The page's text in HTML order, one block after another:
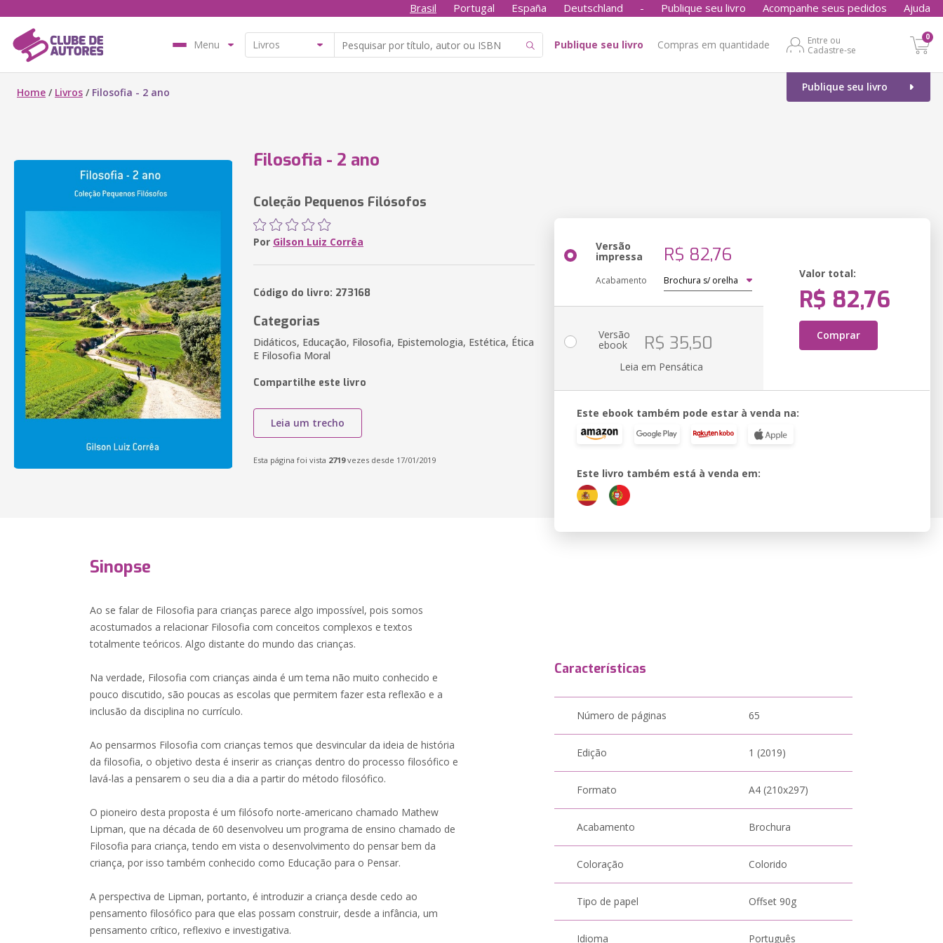
Brasil Portugal España Deutschland - Publique seu livro Acompanhe seus pedidos Ajuda
Menu Publique seu livro Compras em quantidade
Entre ou
Cadastre-se
0
Publique seu livro
Home / Livros / Filosofia - 2 ano
Filosofia - 2 ano
Coleção Pequenos Filósofos
Por Gilson Luiz Corrêa
Código do livro: 273168
Categorias
Didáticos, Educação, Filosofia, Epistemologia, Estética, Ética
E Filosofia Moral
Compartilhe este livro
Leia um trecho
Esta página foi vista 2719vezes desde 17/01/2019
Versão
impressa R$ 82,76
Acabamento
Valor total:
R$ 82,76
Comprar
Versão
ebook R$ 35,50
Leia em Pensática
Este ebook também pode estar à venda na:
Este livro também está à venda em:
Sinopse
Ao se falar de Filosofia para crianças parece algo impossível, pois somos
acostumados a relacionar Filosofia com conceitos complexos e textos
totalmente teóricos. Algo distante do mundo das crianças.
Na verdade, Filosofia com crianças ainda é um tema não muito conhecido e
pouco discutido, são poucas as escolas que permitem fazer esta reflexão e a
inclusão da disciplina no currículo.
Ao pensarmos Filosofia com crianças temos que desvincular da ideia de história
da filosofia, o objetivo desta é inserir as crianças dentro do processo filosófico e
lavá-las a pensarem o seu dia a dia a partir do método filosófico.
O pioneiro desta proposta é um filósofo norte-americano chamado Mathew
Lipman, que na década de 60 desenvolveu um programa de ensino chamado de
Filosofia para criança, tendo em vista o desenvolvimento do pensar bem da
criança, por isso também conhecido como Educação para o Pensar.
A perspectiva de Lipman, portanto, é introduzir a criança desde cedo ao
pensamento filosófico para que elas possam construir, desde a infância, um
pensamento crítico, reflexivo e investigativa.
Características
Número de páginas 65
Edição 1 (2019)
Formato A4 (210x297)
Acabamento Brochura
Coloração Colorido
Tipo de papel Offset 90g
Idioma Português